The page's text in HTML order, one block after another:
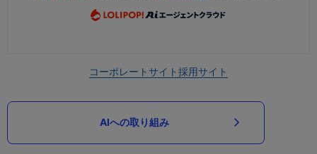
コーポレートサイト採用サイト
AIへの取り組み